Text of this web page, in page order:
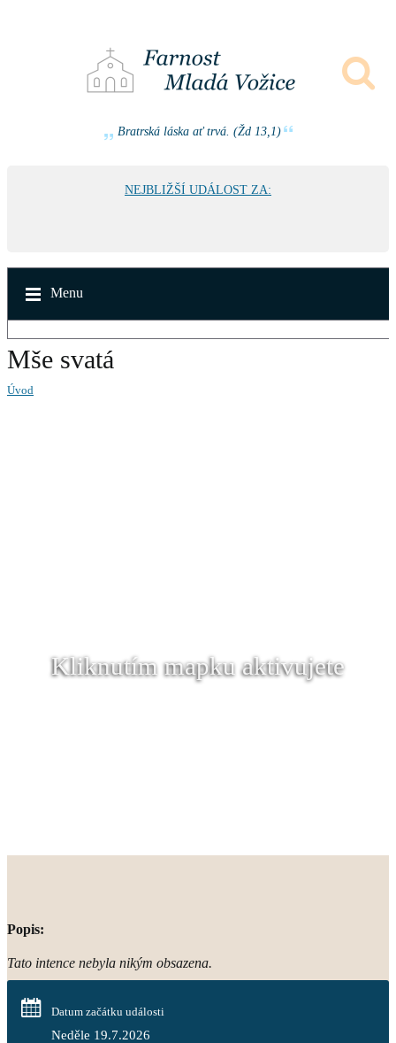
Bratrská láska ať trvá. (Žd 13,1)
NEJBLIŽŠÍ UDÁLOST ZA:
Menu
Mše svatá
Úvod
Kliknutím mapku aktivujete
Popis:
Tato intence nebyla nikým obsazena.
Datum začátku události
Neděle 19.7.2026